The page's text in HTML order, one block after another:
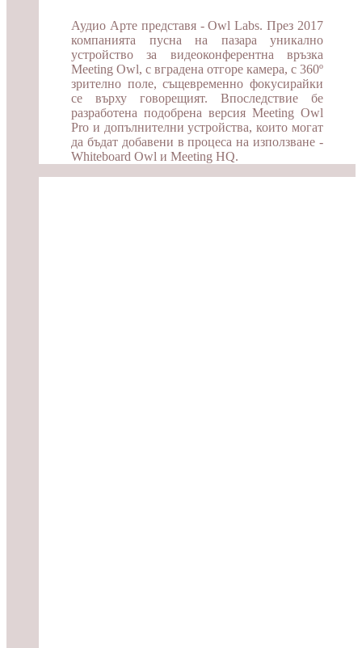
Аудио Арте представя - Owl Labs. През 2017
компанията пусна на пазара уникално
устройство за видеоконферентна връзка
Meeting Owl, с вградена отгоре камера, с 360º
зрително поле, същевременно фокусирайки
се върху говорещият. Впоследствие бе
разработена подобрена версия Meeting Owl
Pro и допълнителни устройства, които могат
да бъдат добавени в процеса на използване -
Whiteboard Owl и Meeting HQ.